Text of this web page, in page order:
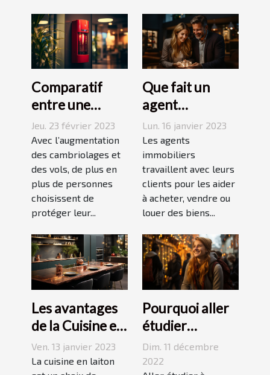
Comparatif
entre une
agence sécurité
et un système
d’alarme
Jeu. 23 février 2023
Avec l’augmentation
des cambriolages et
des vols, de plus en
plus de personnes
choisissent de
protéger leur...
Que fait un
agent
immobilier ?
Lun. 16 janvier 2023
Les agents
immobiliers
travaillent avec leurs
clients pour les aider
à acheter, vendre ou
louer des biens...
Les avantages
de la Cuisine en
Laiton
Ven. 13 janvier 2023
La cuisine en laiton
Pourquoi aller
étudier
l’étranger ?
Dim. 11 décembre
2022